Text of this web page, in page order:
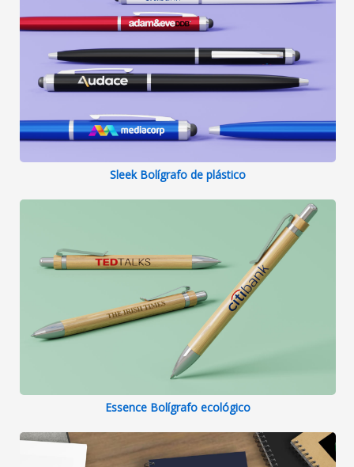
Sleek Bolígrafo de plástico
Essence Bolígrafo ecológico